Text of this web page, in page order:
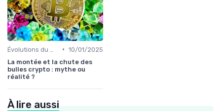
• 10/01/2025
La montée et la chute des
bulles crypto : mythe ou
réalité ?
À lire aussi